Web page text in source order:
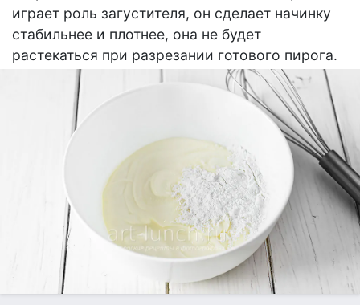
играет роль загустителя, он сделает начинку
стабильнее и плотнее, она не будет
растекаться при разрезании готового пирога.